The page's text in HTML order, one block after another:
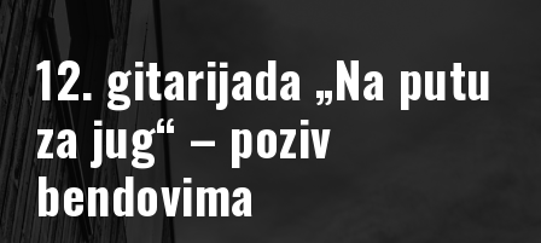
12. gitarijada „Na putu
za jug“ – poziv
bendovima